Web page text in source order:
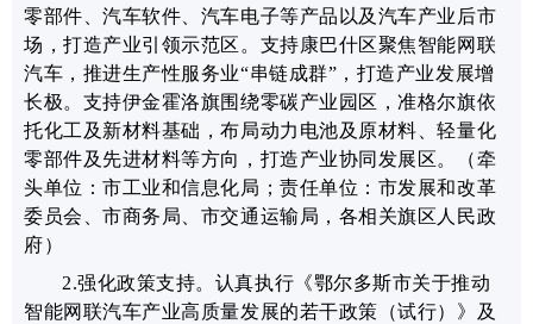
零部件、汽车软件、汽车电子等产品以及汽车产业后市
场，打造产业引领示范区。支持康巴什区聚焦智能网联
汽车，推进生产性服务业“串链成群”，打造产业发展增
长极。支持伊金霍洛旗围绕零碳产业园区，准格尔旗依
托化工及新材料基础，布局动力电池及原材料、轻量化
零部件及先进材料等方向，打造产业协同发展区。
（牵
头单位：市工业和信息化局；责任单位：市发展和改革
委员会、市商务局、市交通运输局，各相关旗区人民政
府）
2.强化政策支持。 认真执行《鄂尔多斯市关于推动
智能网联汽车产业高质量发展的若干政策（试行）》及